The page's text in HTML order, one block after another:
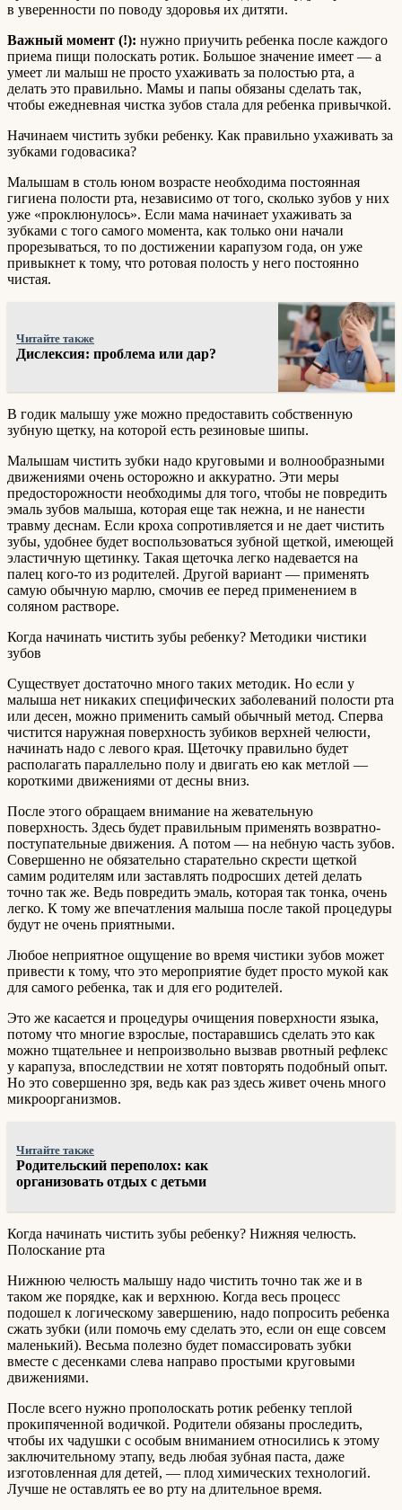
в уверенности по поводу здоровья их дитяти.
Важный момент (!): нужно приучить ребенка после каждого
приема пищи полоскать ротик. Большое значение имеет — а
умеет ли малыш не просто ухаживать за полостью рта, а
делать это правильно. Мамы и папы обязаны сделать так,
чтобы ежедневная чистка зубов стала для ребенка привычкой.
Начинаем чистить зубки ребенку. Как правильно ухаживать за
зубками годовасика?
Малышам в столь юном возрасте необходима постоянная
гигиена полости рта, независимо от того, сколько зубов у них
уже «проклюнулось». Если мама начинает ухаживать за
зубками с того самого момента, как только они начали
прорезываться, то по достижении карапузом года, он уже
привыкнет к тому, что ротовая полость у него постоянно
чистая.
Читайте также
Дислексия: проблема или дар?
В годик малышу уже можно предоставить собственную
зубную щетку, на которой есть резиновые шипы.
Малышам чистить зубки надо круговыми и волнообразными
движениями очень осторожно и аккуратно. Эти меры
предосторожности необходимы для того, чтобы не повредить
эмаль зубов малыша, которая еще так нежна, и не нанести
травму деснам. Если кроха сопротивляется и не дает чистить
зубы, удобнее будет воспользоваться зубной щеткой, имеющей
эластичную щетинку. Такая щеточка легко надевается на
палец кого-то из родителей. Другой вариант — применять
самую обычную марлю, смочив ее перед применением в
соляном растворе.
Когда начинать чистить зубы ребенку? Методики чистики
зубов
Существует достаточно много таких методик. Но если у
малыша нет никаких специфических заболеваний полости рта
или десен, можно применить самый обычный метод. Сперва
чистится наружная поверхность зубиков верхней челюсти,
начинать надо с левого края. Щеточку правильно будет
располагать параллельно полу и двигать ею как метлой —
короткими движениями от десны вниз.
После этого обращаем внимание на жевательную
поверхность. Здесь будет правильным применять возвратно-
поступательные движения. А потом — на небную часть зубов.
Совершенно не обязательно старательно скрести щеткой
самим родителям или заставлять подросших детей делать
точно так же. Ведь повредить эмаль, которая так тонка, очень
легко. К тому же впечатления малыша после такой процедуры
будут не очень приятными.
Любое неприятное ощущение во время чистики зубов может
привести к тому, что это мероприятие будет просто мукой как
для самого ребенка, так и для его родителей.
Это же касается и процедуры очищения поверхности языка,
потому что многие взрослые, постаравшись сделать это как
можно тщательнее и непроизвольно вызвав рвотный рефлекс
у карапуза, впоследствии не хотят повторять подобный опыт.
Но это совершенно зря, ведь как раз здесь живет очень много
микроорганизмов.
Читайте также
Родительский переполох: как
организовать отдых с детьми
Когда начинать чистить зубы ребенку? Нижняя челюсть.
Полоскание рта
Нижнюю челюсть малышу надо чистить точно так же и в
таком же порядке, как и верхнюю. Когда весь процесс
подошел к логическому завершению, надо попросить ребенка
сжать зубки (или помочь ему сделать это, если он еще совсем
маленький). Весьма полезно будет помассировать зубки
вместе с десенками слева направо простыми круговыми
движениями.
После всего нужно прополоскать ротик ребенку теплой
прокипяченной водичкой. Родители обязаны проследить,
чтобы их чадушки с особым вниманием относились к этому
заключительному этапу, ведь любая зубная паста, даже
изготовленная для детей, — плод химических технологий.
Лучше не оставлять ее во рту на длительное время.